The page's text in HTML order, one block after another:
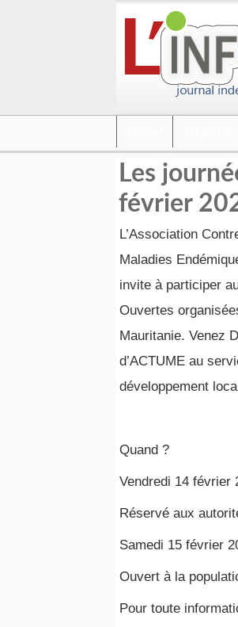
Les
février
L’Association
Maladies
invite à participer
Ouvertes
Mauritanie. Venez
d’ACTUME au
développement
Quand ?
Vendredi 14 février
Réservé aux
Samedi 15 février
Ouvert à la
Pour toute